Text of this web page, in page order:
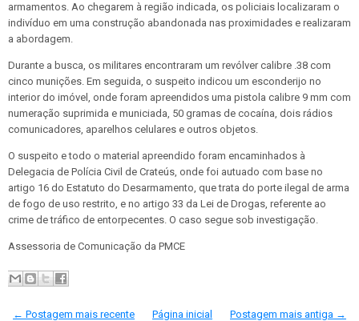
armamentos. Ao chegarem à região indicada, os policiais localizaram o
indivíduo em uma construção abandonada nas proximidades e realizaram
a abordagem.
Durante a busca, os militares encontraram um revólver calibre .38 com
cinco munições. Em seguida, o suspeito indicou um esconderijo no
interior do imóvel, onde foram apreendidos uma pistola calibre 9 mm com
numeração suprimida e municiada, 50 gramas de cocaína, dois rádios
comunicadores, aparelhos celulares e outros objetos.
O suspeito e todo o material apreendido foram encaminhados à
Delegacia de Polícia Civil de Crateús, onde foi autuado com base no
artigo 16 do Estatuto do Desarmamento, que trata do porte ilegal de arma
de fogo de uso restrito, e no artigo 33 da Lei de Drogas, referente ao
crime de tráfico de entorpecentes. O caso segue sob investigação.
Assessoria de Comunicação da PMCE
← Postagem mais recente Postagem mais antiga →
Página inicial